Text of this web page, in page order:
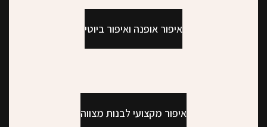
איפור אופנה ואיפור ביוטי
איפור מקצועי לבנות מצווה